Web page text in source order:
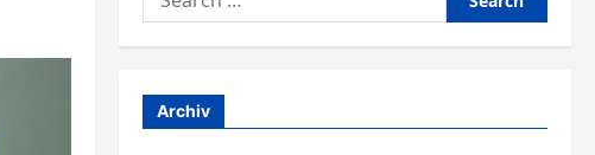
for:
Archiv